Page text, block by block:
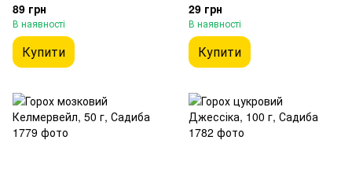
89 грн
В наявності
Купити
29 грн
В наявності
Купити